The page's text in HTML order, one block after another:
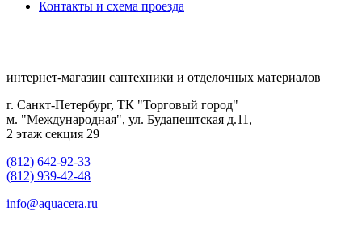
Контакты и схема проезда
интернет-магазин сантехники и отделочных материалов
г. Санкт-Петербург, ТК "Торговый город"
м. "Международная", ул. Будапештская д.11,
2 этаж секция 29
(812) 642-92-33
(812) 939-42-48
info@aquacera.ru